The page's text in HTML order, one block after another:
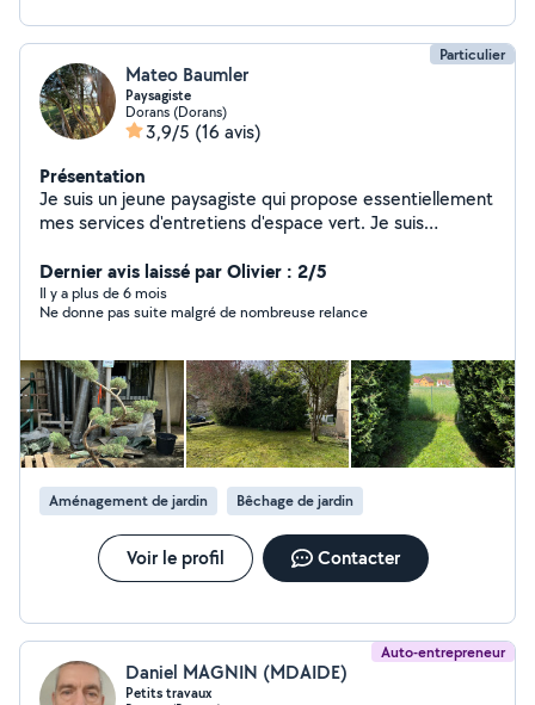
Particulier
Mateo Baumler
Paysagiste
Dorans (Dorans)
3,9/5 (16 avis)
Présentation
Je suis un jeune paysagiste qui propose essentiellement
mes services d'entretiens d'espace vert. Je suis
connaissances à mes clients. J'agis sur un large
périmètre autour de Belfort/Montbéliard.
Dernier avis laissé par Olivier : 2/5
Il y a plus de 6 mois
Ne donne pas suite malgré de nombreuse relance
Aménagement de jardin Bêchage de jardin
Voir le profil Contacter
Auto-entrepreneur
Daniel MAGNIN (MDAIDE)
Petits travaux